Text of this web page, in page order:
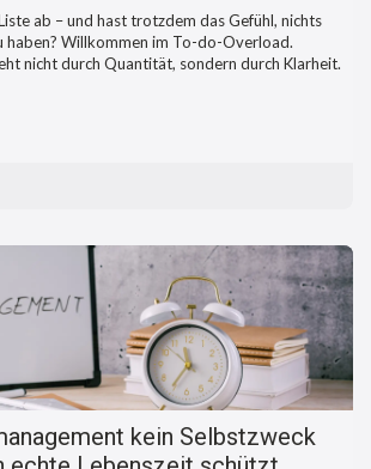
ab – und hast trotzdem das Gefühl, nichts
haben? Willkommen im To-do-Overload.
nicht durch Quantität, sondern durch Klarheit.
kein Selbstzweck